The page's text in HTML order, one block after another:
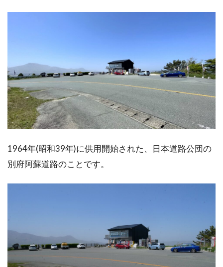
1964年(昭和39年)に供用開始された、日本道路公団の
別府阿蘇道路のことです。